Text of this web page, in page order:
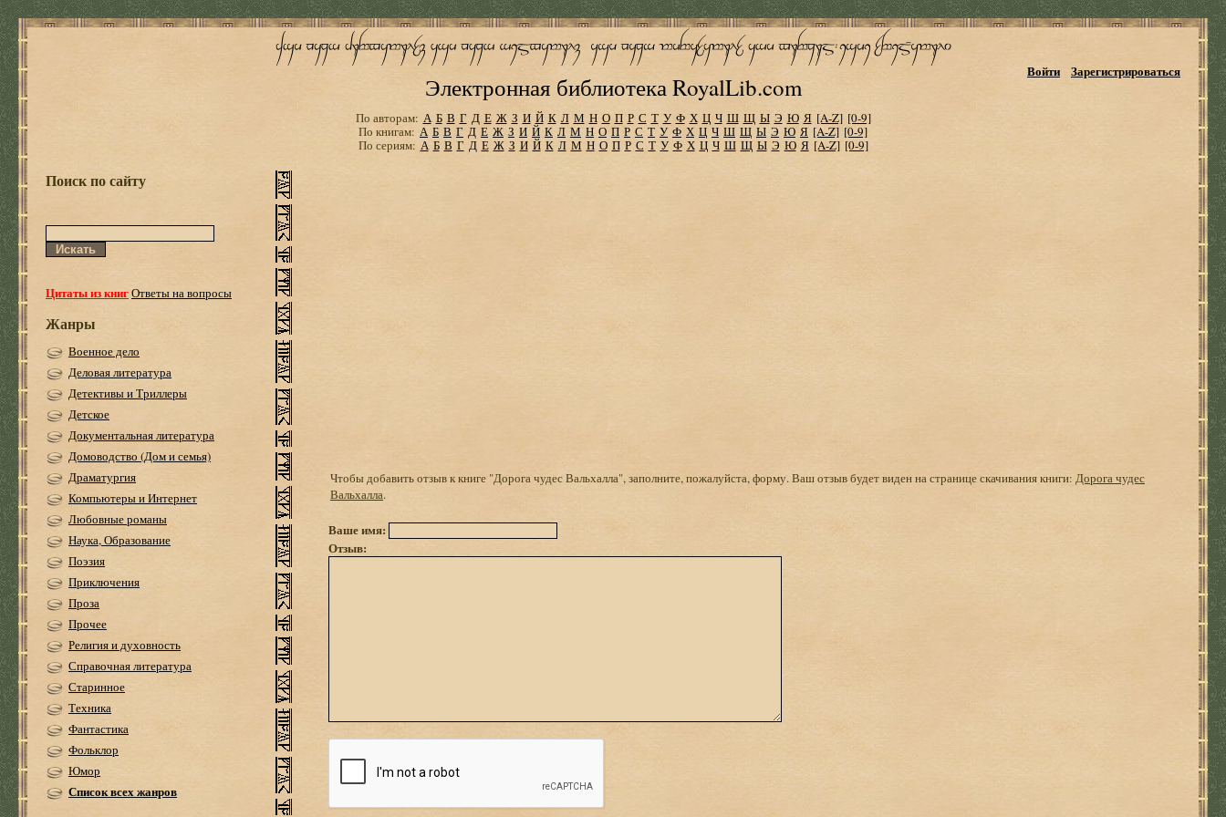
Электронная библиотека RoyalLib.com
Войти Зарегистрироваться
По авторам: А Б В Г Д Е Ж З И Й К Л М Н О П Р С Т У Ф Х Ц Ч Ш Щ Ы Э Ю Я [A-Z] [0-9]
По книгам: А Б В Г Д Е Ж З И Й К Л М Н О П Р С Т У Ф Х Ц Ч Ш Щ Ы Э Ю Я [A-Z] [0-9]
По сериям: А Б В Г Д Е Ж З И Й К Л М Н О П Р С Т У Ф Х Ц Ч Ш Щ Ы Э Ю Я [A-Z] [0-9]
Поиск по сайту
Цитаты из книгОтветы на вопросы
Жанры
Военное дело
Деловая литература
Детективы и Триллеры
Детское
Документальная литература
Домоводство (Дом и семья)
Драматургия
Компьютеры и Интернет
Любовные романы
Наука, Образование
Поэзия
Приключения
Проза
Прочее
Религия и духовность
Справочная литература
Старинное
Техника
Фантастика
Фольклор
Юмор
Список всех жанров
Чтобы добавить отзыв к книге "Дорога чудес Вальхалла", заполните, пожалуйста, форму. Ваш отзыв будет виден на странице скачивания книги: Дорога чудес
Вальхалла.
Ваше имя:
Отзыв: